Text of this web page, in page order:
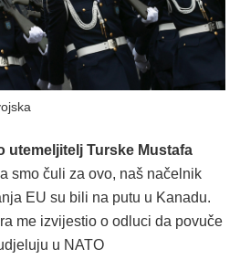
utemeljitelj Turske Mustafa
smo čuli za ovo, naš načelnik
EU su bili na putu u Kanadu.
me izvijestio o odluci da povuče
u NATO